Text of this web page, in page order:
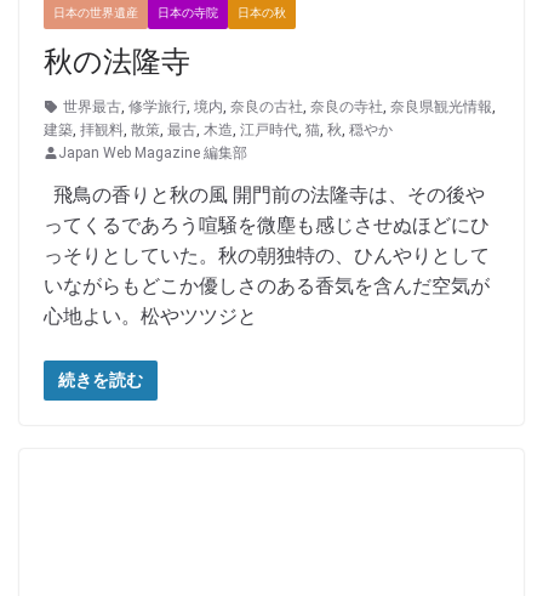
日本の世界遺産 日本の寺院 日本の秋
秋の法隆寺
世界最古, 修学旅行, 境内, 奈良の古社, 奈良の寺社, 奈良県観光情報,
建築, 拝観料, 散策, 最古, 木造, 江戸時代, 猫, 秋, 穏やか
Japan Web Magazine 編集部
飛鳥の香りと秋の風 開門前の法隆寺は、その後や
ってくるであろう喧騒を微塵も感じさせぬほどにひ
っそりとしていた。秋の朝独特の、ひんやりとして
いながらもどこか優しさのある香気を含んだ空気が
心地よい。松やツツジと
続きを読む